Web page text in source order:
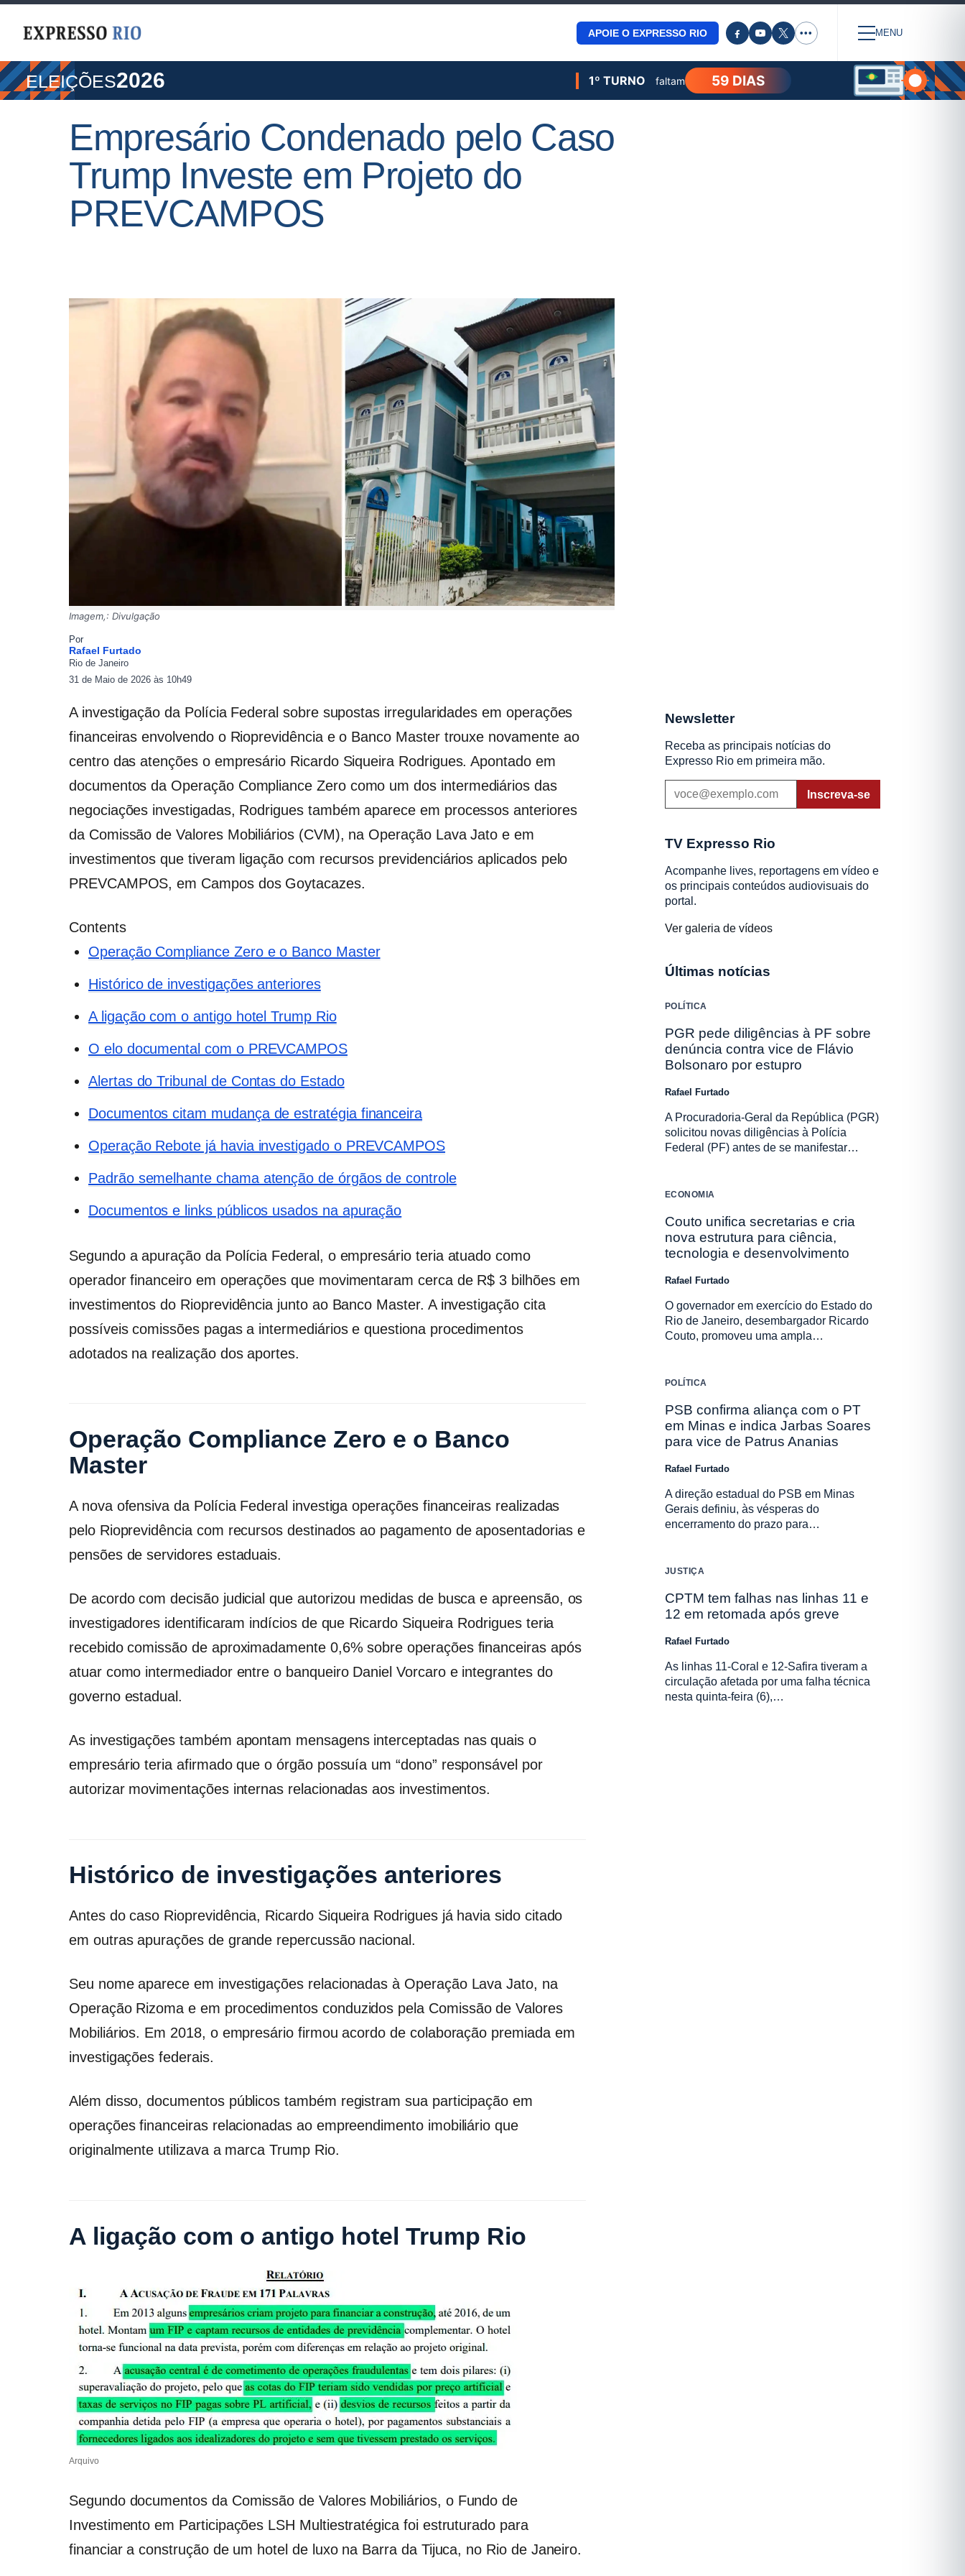
APOIE O EXPRESSO RIO ••• MENU
ELEIÇÕES2026 1º TURNO faltam 59 DIAS
Empresário Condenado pelo Caso
Trump Investe em Projeto do
PREVCAMPOS
Imagem,: Divulgação
Por
Rafael Furtado
Rio de Janeiro
31 de Maio de 2026 às 10h49
A investigação da Polícia Federal sobre supostas irregularidades em operações
financeiras envolvendo o Rioprevidência e o Banco Master trouxe novamente ao
centro das atenções o empresário Ricardo Siqueira Rodrigues. Apontado em
documentos da Operação Compliance Zero como um dos intermediários das
negociações investigadas, Rodrigues também aparece em processos anteriores
da Comissão de Valores Mobiliários (CVM), na Operação Lava Jato e em
investimentos que tiveram ligação com recursos previdenciários aplicados pelo
PREVCAMPOS, em Campos dos Goytacazes.
Contents
Operação Compliance Zero e o Banco Master
Histórico de investigações anteriores
A ligação com o antigo hotel Trump Rio
O elo documental com o PREVCAMPOS
Alertas do Tribunal de Contas do Estado
Documentos citam mudança de estratégia financeira
Operação Rebote já havia investigado o PREVCAMPOS
Padrão semelhante chama atenção de órgãos de controle
Documentos e links públicos usados na apuração
Segundo a apuração da Polícia Federal, o empresário teria atuado como
operador financeiro em operações que movimentaram cerca de R$ 3 bilhões em
investimentos do Rioprevidência junto ao Banco Master. A investigação cita
possíveis comissões pagas a intermediários e questiona procedimentos
adotados na realização dos aportes.
Operação Compliance Zero e o Banco
Master
A nova ofensiva da Polícia Federal investiga operações financeiras realizadas
pelo Rioprevidência com recursos destinados ao pagamento de aposentadorias e
pensões de servidores estaduais.
De acordo com decisão judicial que autorizou medidas de busca e apreensão, os
investigadores identificaram indícios de que Ricardo Siqueira Rodrigues teria
recebido comissão de aproximadamente 0,6% sobre operações financeiras após
atuar como intermediador entre o banqueiro Daniel Vorcaro e integrantes do
governo estadual.
As investigações também apontam mensagens interceptadas nas quais o
empresário teria afirmado que o órgão possuía um “dono” responsável por
autorizar movimentações internas relacionadas aos investimentos.
Histórico de investigações anteriores
Antes do caso Rioprevidência, Ricardo Siqueira Rodrigues já havia sido citado
em outras apurações de grande repercussão nacional.
Seu nome aparece em investigações relacionadas à Operação Lava Jato, na
Operação Rizoma e em procedimentos conduzidos pela Comissão de Valores
Mobiliários. Em 2018, o empresário firmou acordo de colaboração premiada em
investigações federais.
Além disso, documentos públicos também registram sua participação em
operações financeiras relacionadas ao empreendimento imobiliário que
originalmente utilizava a marca Trump Rio.
A ligação com o antigo hotel Trump Rio
Arquivo
Segundo documentos da Comissão de Valores Mobiliários, o Fundo de
Investimento em Participações LSH Multiestratégica foi estruturado para
financiar a construção de um hotel de luxo na Barra da Tijuca, no Rio de Janeiro.
Newsletter
Receba as principais notícias do
Expresso Rio em primeira mão.
Inscreva-se
TV Expresso Rio
Acompanhe lives, reportagens em vídeo e
os principais conteúdos audiovisuais do
portal.
Ver galeria de vídeos
Últimas notícias
POLÍTICA
PGR pede diligências à PF sobre
denúncia contra vice de Flávio
Bolsonaro por estupro
Rafael Furtado
A Procuradoria-Geral da República (PGR)
solicitou novas diligências à Polícia
Federal (PF) antes de se manifestar…
ECONOMIA
Couto unifica secretarias e cria
nova estrutura para ciência,
tecnologia e desenvolvimento
Rafael Furtado
O governador em exercício do Estado do
Rio de Janeiro, desembargador Ricardo
Couto, promoveu uma ampla…
POLÍTICA
PSB confirma aliança com o PT
em Minas e indica Jarbas Soares
para vice de Patrus Ananias
Rafael Furtado
A direção estadual do PSB em Minas
Gerais definiu, às vésperas do
encerramento do prazo para…
JUSTIÇA
CPTM tem falhas nas linhas 11 e
12 em retomada após greve
Rafael Furtado
As linhas 11-Coral e 12-Safira tiveram a
circulação afetada por uma falha técnica
nesta quinta-feira (6),…